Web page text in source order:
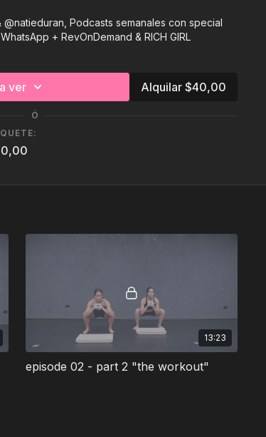
@natieduran, Podcasts semanales con special
+ RevOnDemand & RICH GIRL
bands
aqui)
ver Alquilar $40,00
Ó
13:23
episode 02 - part 2 "the workout"